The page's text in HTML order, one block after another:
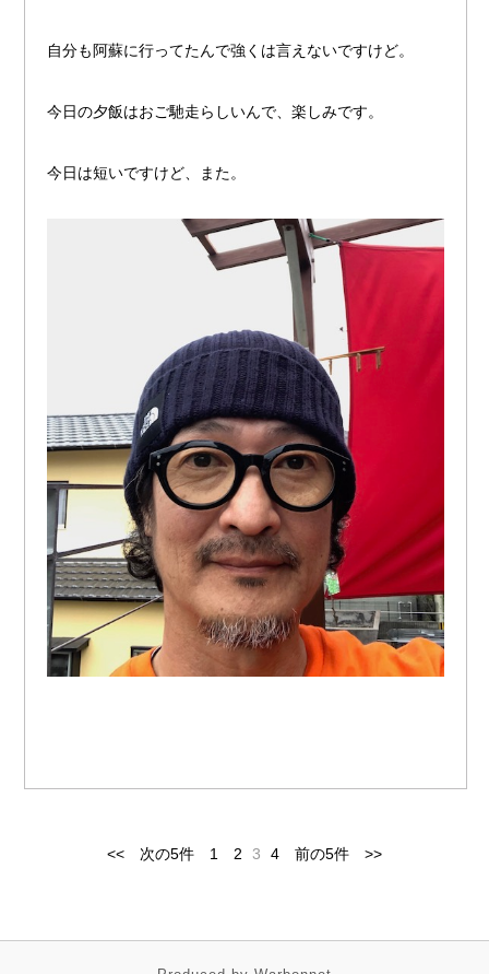
自分も阿蘇に行ってたんで強くは言えないですけど。
今日の夕飯はおご馳走らしいんで、楽しみです。
今日は短いですけど、また。
<< 次の5件 1 2 3 4 前の5件 >>